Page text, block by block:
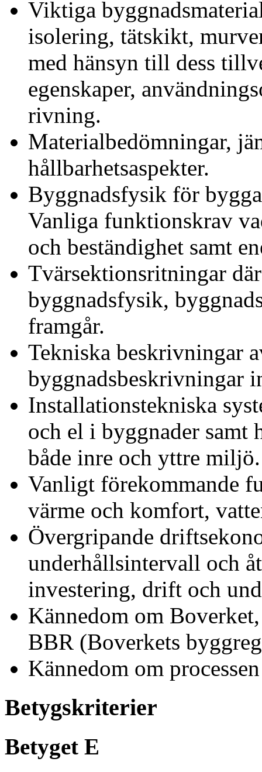
Viktiga
isolering, tätskikt,
med hänsyn till dess
egenskaper,
rivning.
Materialbedömningar,
hållbarhetsaspekter.
Byggnadsfysik för
Vanliga funktionskrav
och beständighet samt
Tvärsektionsritningar
byggnadsfysik,
framgår.
Tekniska beskrivningar
byggnadsbeskrivningar
Installationstekniska
och el i byggnader samt
både inre och yttre miljö.
Vanligt förekommande
värme och komfort,
Övergripande
underhållsintervall och
investering, drift och
Kännedom om
BBR (Boverkets
Kännedom om
Betygskriterier
Betyget E